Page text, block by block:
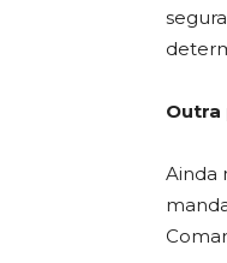
Outra
Ainda